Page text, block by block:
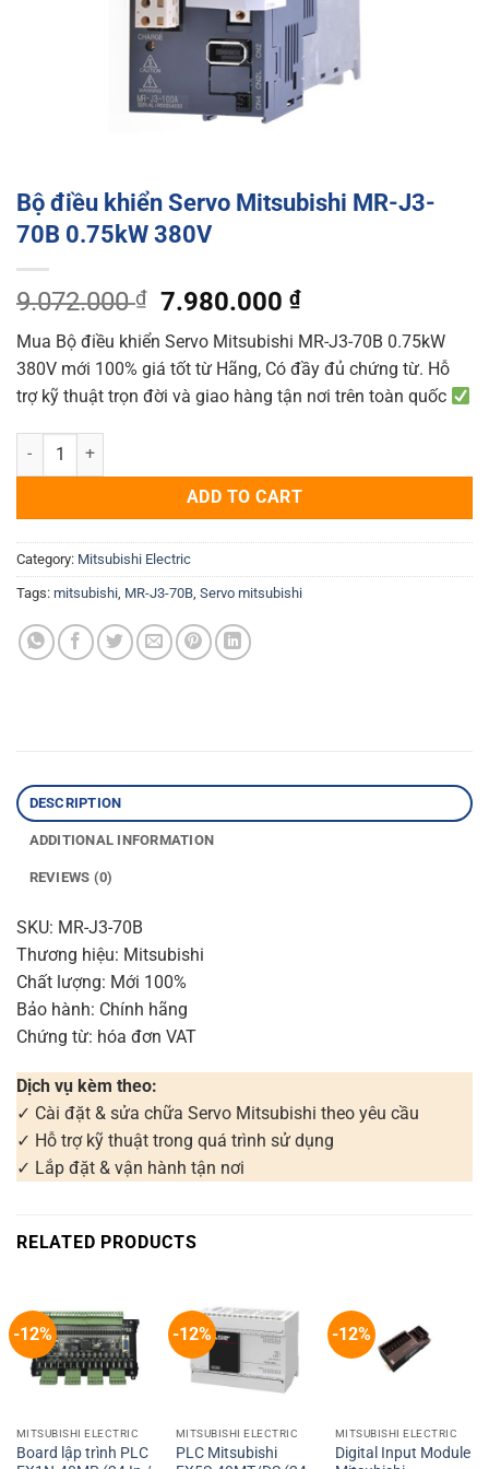
Bộ điều khiển Servo Mitsubishi MR-J3-
70B 0.75kW 380V
9.072.000₫
Original
price
was:
9.072.000 ₫.
7.980.000₫Current
price
is:
7.980.000 ₫.
Mua Bộ điều khiển Servo Mitsubishi MR-J3-70B 0.75kW
380V mới 100% giá tốt từ Hãng, Có đầy đủ chứng từ. Hỗ
trợ kỹ thuật trọn đời và giao hàng tận nơi trên toàn quốc
Bộ điều khiển Servo Mitsubishi MR-J3-70B 0.75kW 380V quantity
ADD TO CART
Category: Mitsubishi Electric
Tags: mitsubishi MR-J3-70B Servo mitsubishi
DESCRIPTION
ADDITIONAL INFORMATION
REVIEWS (0)
SKU: MR-J3-70B
Thương hiệu: Mitsubishi
Chất lượng: Mới 100%
Bảo hành: Chính hãng
Chứng từ: hóa đơn VAT
Dịch vụ kèm theo:
✓ Cài đặt & sửa chữa Servo Mitsubishi theo yêu cầu
✓ Hỗ trợ kỹ thuật trong quá trình sử dụng
✓ Lắp đặt & vận hành tận nơi
RELATED PRODUCTS
-12%
MITSUBISHI ELECTRIC
Board lập trình PLC
-12%
MITSUBISHI ELECTRIC
PLC Mitsubishi
-12%
MITSUBISHI ELECTRIC
Digital Input Module